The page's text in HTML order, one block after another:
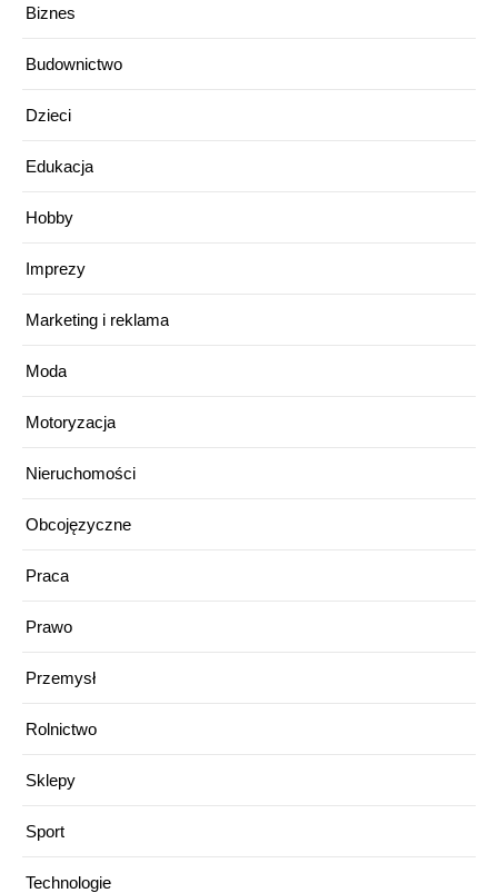
Biznes
Budownictwo
Dzieci
Edukacja
Hobby
Imprezy
Marketing i reklama
Moda
Motoryzacja
Nieruchomości
Obcojęzyczne
Praca
Prawo
Przemysł
Rolnictwo
Sklepy
Sport
Technologie